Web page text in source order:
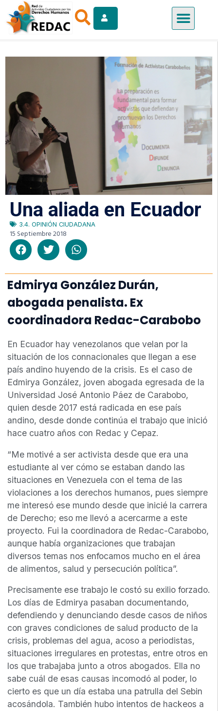
Una aliada en Ecuador
3.4. OPINIÓN CIUDADANA
15 Septiembre 2018
Edmirya González Durán,
abogada penalista. Ex
coordinadora Redac-Carabobo
En Ecuador hay venezolanos que velan por la
situación de los connacionales que llegan a ese
país andino huyendo de la crisis. Es el caso de
Edmirya González, joven abogada egresada de la
Universidad José Antonio Páez de Carabobo,
quien desde 2017 está radicada en ese país
andino, desde donde continúa el trabajo que inició
hace cuatro años con Redac y Cepaz.
“Me motivé a ser activista desde que era una
estudiante al ver cómo se estaban dando las
situaciones en Venezuela con el tema de las
violaciones a los derechos humanos, pues siempre
me interesó ese mundo desde que inicié la carrera
de Derecho; eso me llevó a acercarme a este
proyecto. Fui la coordinadora de Redac-Carabobo,
aunque había organizaciones que trabajan
diversos temas nos enfocamos mucho en el área
de alimentos, salud y persecución política”.
Precisamente ese trabajo le costó su exilio forzado.
Los días de Edmirya pasaban documentando,
defendiendo y denunciando desde casos de niños
con graves condiciones de salud producto de la
crisis, problemas del agua, acoso a periodistas,
situaciones irregulares en protestas, entre otros en
los que trabajaba junto a otros abogados. Ella no
sabe cuál de esas causas incomodó al poder, lo
cierto es que un día estaba una patrulla del Sebin
acosándola. También hubo intentos de hackeos a